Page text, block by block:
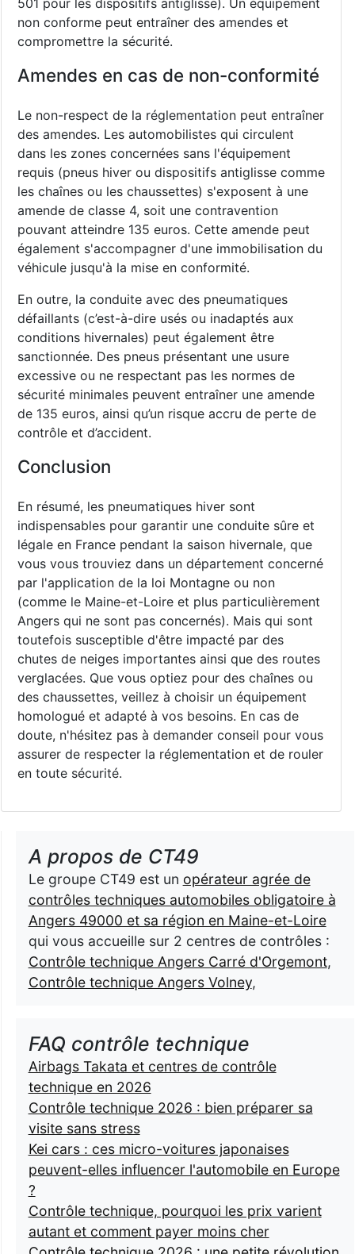
501 pour les dispositifs antiglisse). Un équipement
non conforme peut entraîner des amendes et
compromettre la sécurité.
Amendes en cas de non-conformité
Le non-respect de la réglementation peut entraîner
des amendes. Les automobilistes qui circulent
dans les zones concernées sans l'équipement
requis (pneus hiver ou dispositifs antiglisse comme
les chaînes ou les chaussettes) s'exposent à une
amende de classe 4, soit une contravention
pouvant atteindre 135 euros. Cette amende peut
également s'accompagner d'une immobilisation du
véhicule jusqu'à la mise en conformité.
En outre, la conduite avec des pneumatiques
défaillants (c’est-à-dire usés ou inadaptés aux
conditions hivernales) peut également être
sanctionnée. Des pneus présentant une usure
excessive ou ne respectant pas les normes de
sécurité minimales peuvent entraîner une amende
de 135 euros, ainsi qu’un risque accru de perte de
contrôle et d’accident.
Conclusion
En résumé, les pneumatiques hiver sont
indispensables pour garantir une conduite sûre et
légale en France pendant la saison hivernale, que
vous vous trouviez dans un département concerné
par l'application de la loi Montagne ou non
(comme le Maine-et-Loire et plus particulièrement
Angers qui ne sont pas concernés). Mais qui sont
toutefois susceptible d'être impacté par des
chutes de neiges importantes ainsi que des routes
verglacées. Que vous optiez pour des chaînes ou
des chaussettes, veillez à choisir un équipement
homologué et adapté à vos besoins. En cas de
doute, n'hésitez pas à demander conseil pour vous
assurer de respecter la réglementation et de rouler
en toute sécurité.
A propos de CT49
Le groupe CT49 est un opérateur agrée de
contrôles techniques automobiles obligatoire à
Angers 49000 et sa région en Maine-et-Loire
qui vous accueille sur 2 centres de contrôles :
Contrôle technique Angers Carré d'Orgemont,
Contrôle technique Angers Volney,
FAQ contrôle technique
Airbags Takata et centres de contrôle
technique en 2026
Contrôle technique 2026 : bien préparer sa
visite sans stress
Kei cars : ces micro-voitures japonaises
peuvent-elles influencer l'automobile en Europe
?
Contrôle technique, pourquoi les prix varient
autant et comment payer moins cher